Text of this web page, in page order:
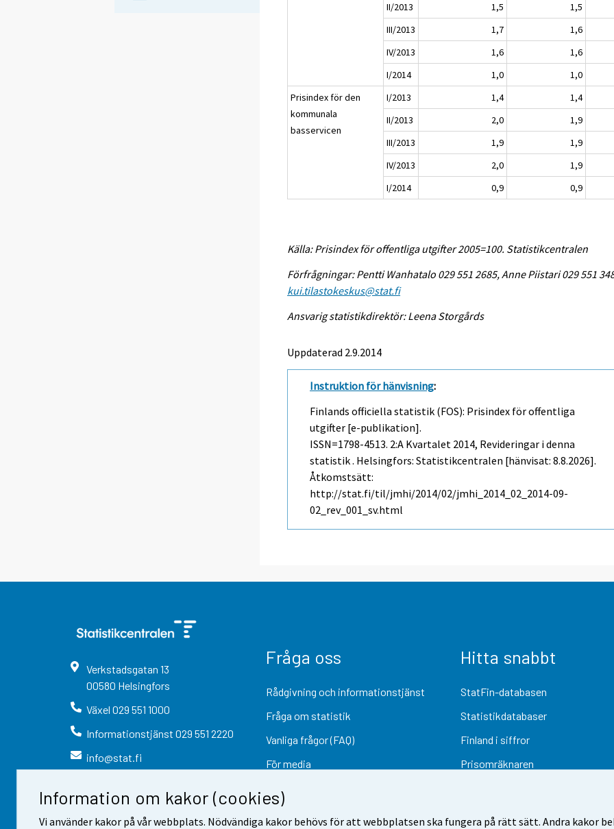
Information om kakor (cookies)
Vi använder kakor på vår webbplats. Nödvändiga kakor behövs för att webbplatsen ska fungera på rätt sätt. Andra kakor
II/2013
1,5
1,5
III/2013
1,7
1,6
IV/2013
1,6
1,6
I/2014
1,0
1,0
Prisindex för den
kommunala
basservicen
I/2013 1,4
1,4
II/2013
2,0
1,9
III/2013
1,9
1,9
IV/2013
2,0
1,9
I/2014
0,9 0,9
Källa: Prisindex för offentliga utgifter 2005=100. Statistikcentralen
Förfrågningar: Pentti Wanhatalo 029 551 2685, Anne Piistari 029 551
kui.tilastokeskus@stat.fi
Ansvarig statistikdirektör: Leena Storgårds
Uppdaterad 2.9.2014
Instruktion för hänvisning:
Finlands officiella statistik (FOS): Prisindex för offentliga
utgifter [e-publikation].
ISSN=1798-4513. 2:a Kvartalet 2014, Revideringar i denna
statistik . Helsingfors: Statistikcentralen [hänvisat: 8.8.2026].
Åtkomstsätt:
http://stat.fi/til/jmhi/2014/02/jmhi_2014_02_2014-09-
02_rev_001_sv.html
Verkstadsgatan 13
00580 Helsingfors
Växel 029 551 1000
Informationstjänst 029 551 2220
info@stat.fi
Fråga oss
Rådgivning och informationstjänst
Fråga om statistik
Vanliga frågor (FAQ)
För media
Hitta snabbt
StatFin-databasen
Statistikdatabaser
Finland i siffror
Prisomräknaren